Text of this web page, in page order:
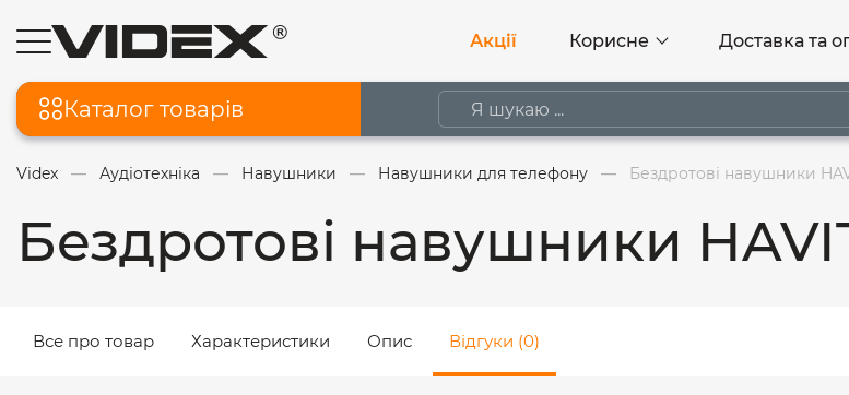
Акції Корисне Доставка та
Каталог товарів
Videx Аудіотехніка Навушники Навушники для телефону Бездротові навушники
Бездротові навушники
Все про товар Характеристики Опис Відгуки (0)